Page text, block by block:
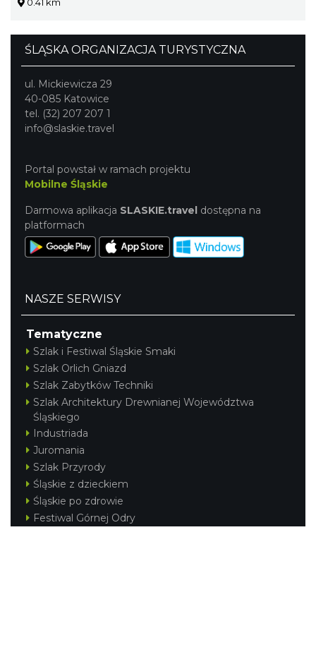
ŚLĄSKA ORGANIZACJA TURYSTYCZNA
ul. Mickiewicza 29
40-085 Katowice
tel. (32) 207 207 1
info@slaskie.travel
Portal powstał w ramach projektu
Mobilne Śląskie
Darmowa aplikacja SLASKIE.travel dostępna na
platformach
NASZE SERWISY
Tematyczne
Szlak i Festiwal Śląskie Smaki
Szlak Orlich Gniazd
Szlak Zabytków Techniki
Szlak Architektury Drewnianej Województwa
Śląskiego
Industriada
Juromania
Szlak Przyrody
Śląskie z dzieckiem
Śląskie po zdrowie
Festiwal Górnej Odry